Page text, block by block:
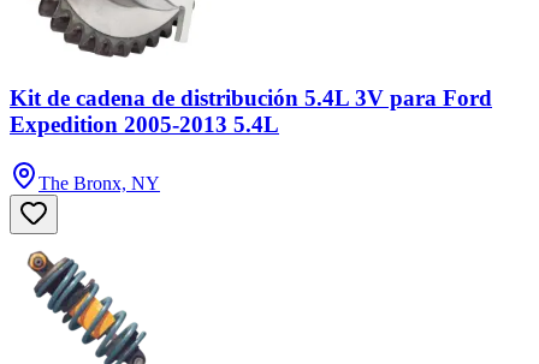
Kit de cadena de distribución 5.4L 3V para Ford
Expedition 2005-2013 5.4L
The Bronx, NY